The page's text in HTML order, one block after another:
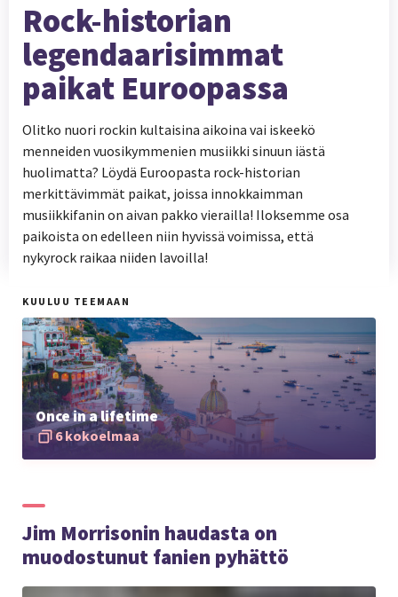
Rock-historian
legendaarisimmat
paikat Euroopassa
Olitko nuori rockin kultaisina aikoina vai iskeekö
menneiden vuosikymmenien musiikki sinuun iästä
huolimatta? Löydä Euroopasta rock-historian
merkittävimmät paikat, joissa innokkaimman
musiikkifanin on aivan pakko vierailla! Iloksemme osa
paikoista on edelleen niin hyvissä voimissa, että
nykyrock raikaa niiden lavoilla!
KUULUU TEEMAAN
Once in a lifetime
6 kokoelmaa
Jim Morrisonin haudasta on
muodostunut fanien pyhättö